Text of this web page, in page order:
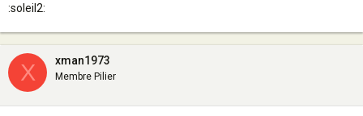
:soleil2:
X xman1973
Membre Pilier